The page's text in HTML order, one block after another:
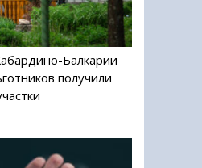
Балкарии
получили